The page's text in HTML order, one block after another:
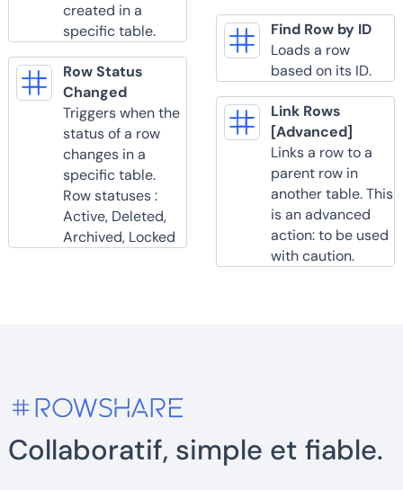
created in a
specific table.
Row Status
Changed
Triggers when the
status of a row
changes in a
specific table.
Row statuses :
Active, Deleted,
Archived, Locked
Find Row by ID
Loads a row
based on its ID.
Link Rows
[Advanced]
Links a row to a
parent row in
another table. This
is an advanced
action: to be used
with caution.
Collaboratif, simple et fiable.